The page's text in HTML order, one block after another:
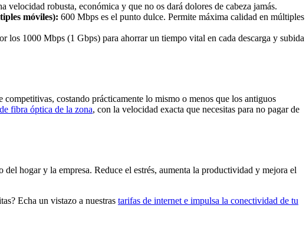
velocidad robusta, económica y que no os dará dolores de cabeza jamás.
móviles): 600 Mbps es el punto dulce. Permite máxima calidad en múltiples
los 1000 Mbps (1 Gbps) para ahorrar un tiempo vital en cada descarga y subida
costando prácticamente lo mismo o menos que los antiguos
fibra óptica de la zona, con la velocidad exacta que necesitas para no pagar de
hogar y la empresa. Reduce el estrés, aumenta la productividad y mejora el
Echa un vistazo a nuestras tarifas de internet e impulsa la conectividad de tu